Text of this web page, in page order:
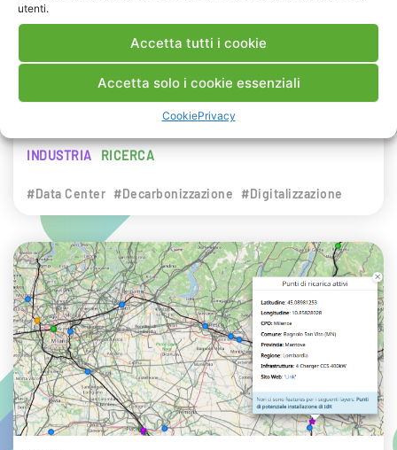
utenti.
Accetta tutti i cookie
Accetta solo i cookie essenziali
CookiePrivacy
Presentazione del Rapporto Innov-E
RSE è intervenuta sul tema dell’innovazione
energetica nell’ambito del convegno targato I-
INDUSTRIA RICERCA
#Data Center #Decarbonizzazione #Digitalizzazione